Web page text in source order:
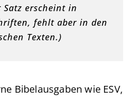
Satz erscheint in
fehlt aber in den
Texten.)
Bibelausgaben wie ESV,